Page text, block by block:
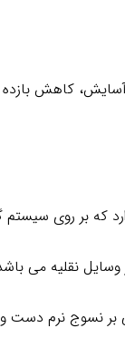
کاهش بازده
که بر روی
وسایل نقلیه می
بر نسوج نرم